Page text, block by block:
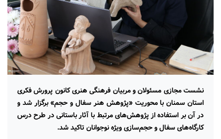
نشست مجازی مسئولان و مربیان فرهنگی هنری کانون پرورش فکری
استان سمنان با محوریت «پژوهش هنر سفال و حجم» برگزار شد و
در آن بر استفاده از پژوهش‌های مرتبط با آثار باستانی در طرح درس
کارگاه‌های سفال و حجم‌سازی ویژه نوجوانان تاکید شد.